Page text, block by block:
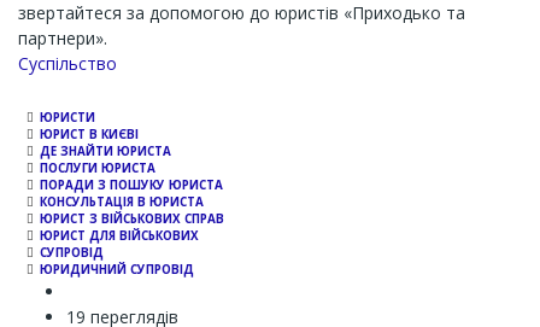
звертайтеся за допомогою до юристів «Приходько та
партнери».
Channel
Суспільство
ЮРИСТИ
ЮРИСТ В КИЄВІ
ДЕ ЗНАЙТИ ЮРИСТА
ПОСЛУГИ ЮРИСТА
ПОРАДИ З ПОШУКУ ЮРИСТА
КОНСУЛЬТАЦІЯ В ЮРИСТА
ЮРИСТ З ВІЙСЬКОВИХ СПРАВ
ЮРИСТ ДЛЯ ВІЙСЬКОВИХ
СУПРОВІД
ЮРИДИЧНИЙ СУПРОВІД
19 переглядів